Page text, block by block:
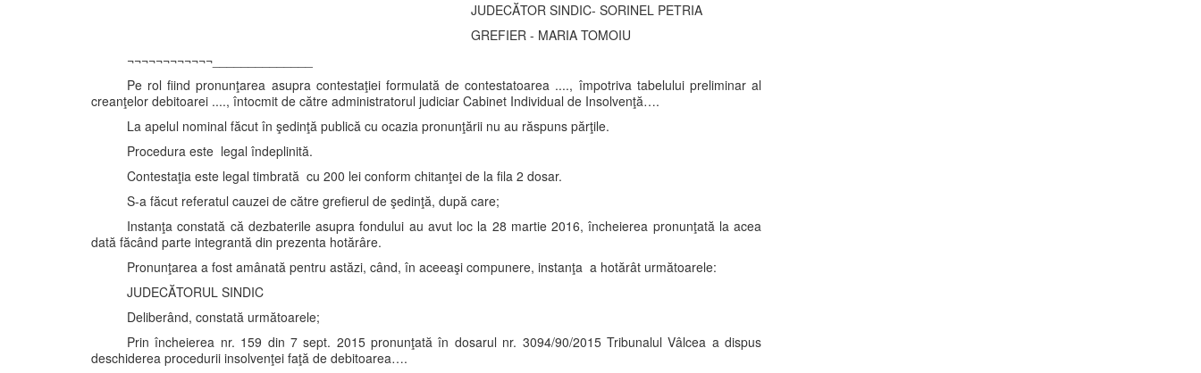
JUDECĂTOR SINDIC- SORINEL PETRIA
GREFIER - MARIA TOMOIU
¬¬¬¬¬¬¬¬¬¬¬¬______________
Pe rol fiind pronunţarea asupra contestaţiei formulată de contestatoarea ...., împotriva tabelului preliminar al
creanţelor debitoarei ...., întocmit de către administratorul judiciar Cabinet Individual de Insolvenţă….
La apelul nominal făcut în şedinţă publică cu ocazia pronunţării nu au răspuns părţile.
Procedura este legal îndeplinită.
Contestaţia este legal timbrată cu 200 lei conform chitanţei de la fila 2 dosar.
S-a făcut referatul cauzei de către grefierul de şedinţă, după care;
Instanţa constată că dezbaterile asupra fondului au avut loc la 28 martie 2016, încheierea pronunţată la acea
dată făcând parte integrantă din prezenta hotărâre.
Pronunţarea a fost amânată pentru astăzi, când, în aceeaşi compunere, instanţa a hotărât următoarele:
JUDECĂTORUL SINDIC
Deliberând, constată următoarele;
Prin încheierea nr. 159 din 7 sept. 2015 pronunţată în dosarul nr. 3094/90/2015 Tribunalul Vâlcea a dispus
deschiderea procedurii insolvenţei faţă de debitoarea….